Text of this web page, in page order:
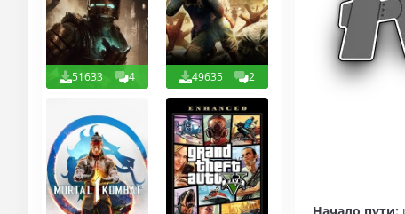
51633 4 49635 2